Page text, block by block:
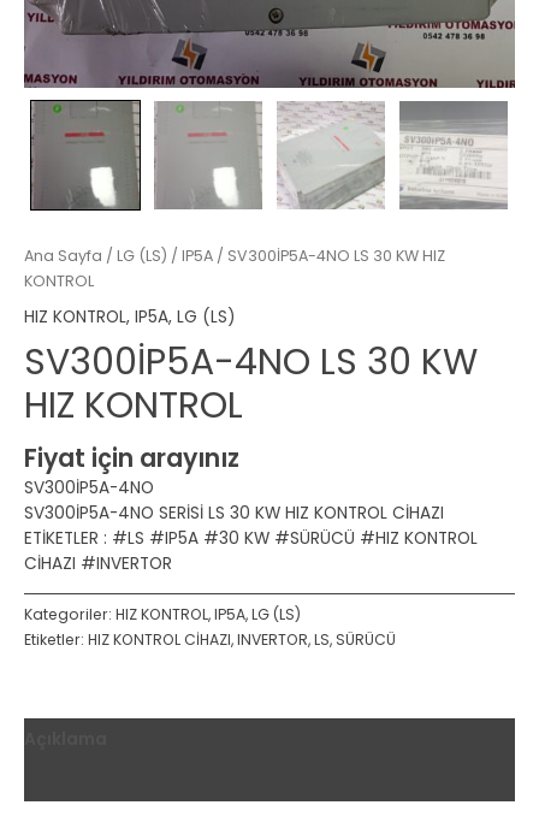
Ana Sayfa / LG (LS) / IP5A / SV300İP5A-4NO LS 30 KW HIZ
KONTROL
HIZ KONTROL, IP5A, LG (LS)
SV300İP5A-4NO LS 30 KW
HIZ KONTROL
Fiyat için arayınız
SV300İP5A-4NO
SV300İP5A-4NO SERİSİ LS 30 KW HIZ KONTROL CİHAZI
ETİKETLER : #LS #IP5A #30 KW #SÜRÜCÜ #HIZ KONTROL
CİHAZI #INVERTOR
Kategoriler: HIZ KONTROL,IP5A,LG (LS)
Etiketler: HIZ KONTROL CİHAZI,INVERTOR,LS, SÜRÜCÜ